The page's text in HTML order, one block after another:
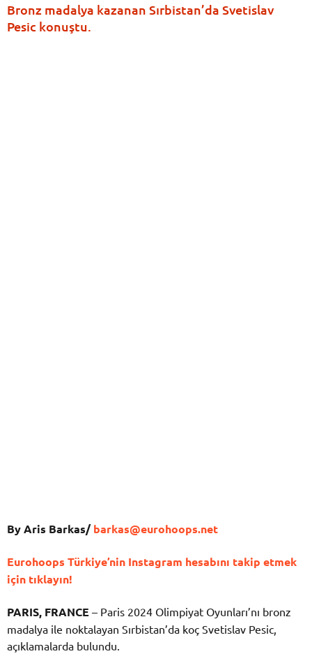
Bronz madalya kazanan Sırbistan’da Svetislav
Pesic konuştu.
By Aris Barkas/barkas@eurohoops.net
Eurohoops Türkiye’nin Instagram hesabını takip etmek
için tıklayın!
PARIS, FRANCE – Paris 2024 Olimpiyat Oyunları’nı bronz
madalya ile noktalayan Sırbistan’da koç Svetislav Pesic,
açıklamalarda bulundu.